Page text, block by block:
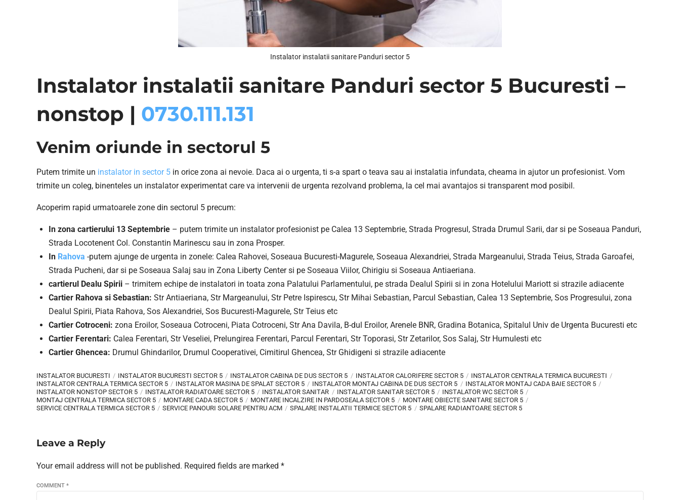
Instalator instalatii sanitare Panduri sector 5
Instalator instalatii sanitare Panduri sector 5 Bucuresti –
nonstop | 0730.111.131
Venim oriunde in sectorul 5
Putem trimite un instalator in sector 5 in orice zona ai nevoie. Daca ai o urgenta, ti s-a spart o teava sau ai instalatia infundata, cheama in ajutor un profesionist. Vom
trimite un coleg, binenteles un instalator experimentat care va intervenii de urgenta rezolvand problema, la cel mai avantajos si transparent mod posibil.
Acoperim rapid urmatoarele zone din sectorul 5 precum:
In zona cartierului 13 Septembrie – putem trimite un instalator profesionist pe Calea 13 Septembrie, Strada Progresul, Strada Drumul Sarii, dar si pe Soseaua Panduri,
Strada Locotenent Col. Constantin Marinescu sau in zona Prosper.
In Rahova -putem ajunge de urgenta in zonele: Calea Rahovei, Soseaua Bucuresti-Magurele, Soseaua Alexandriei, Strada Margeanului, Strada Teius, Strada Garoafei,
Strada Pucheni, dar si pe Soseaua Salaj sau in Zona Liberty Center si pe Soseaua Viilor, Chirigiu si Soseaua Antiaeriana.
cartierul Dealu Spirii – trimitem echipe de instalatori in toata zona Palatului Parlamentului, pe strada Dealul Spirii si in zona Hotelului Mariott si strazile adiacente
Cartier Rahova si Sebastian: Str Antiaeriana, Str Margeanului, Str Petre Ispirescu, Str Mihai Sebastian, Parcul Sebastian, Calea 13 Septembrie, Sos Progresului, zona
Dealul Spirii, Piata Rahova, Sos Alexandriei, Sos Bucuresti-Magurele, Str Teius etc
Cartier Cotroceni: zona Eroilor, Soseaua Cotroceni, Piata Cotroceni, Str Ana Davila, B-dul Eroilor, Arenele BNR, Gradina Botanica, Spitalul Univ de Urgenta Bucuresti etc
Cartier Ferentari: Calea Ferentari, Str Veseliei, Prelungirea Ferentari, Parcul Ferentari, Str Toporasi, Str Zetarilor, Sos Salaj, Str Humulesti etc
Cartier Ghencea: Drumul Ghindarilor, Drumul Cooperativei, Cimitirul Ghencea, Str Ghidigeni si strazile adiacente
INSTALATOR BUCURESTI INSTALATOR BUCURESTI SECTOR 5 INSTALATOR CABINA DE DUS SECTOR 5 INSTALATOR CALORIFERE SECTOR 5
INSTALATOR CENTRALA TERMICA BUCURESTI
INSTALATOR CENTRALA TERMICA SECTOR 5
INSTALATOR MASINA DE SPALAT SECTOR 5 INSTALATOR MONTAJ CABINA DE DUS SECTOR 5
INSTALATOR MONTAJ CADA BAIE SECTOR 5
INSTALATOR NONSTOP SECTOR 5
INSTALATOR RADIATOARE SECTOR 5 INSTALATOR SANITAR INSTALATOR SANITAR SECTOR 5
INSTALATOR WC SECTOR 5
MONTAJ CENTRALA TERMICA SECTOR 5
MONTARE CADA SECTOR 5 MONTARE INCALZIRE IN PARDOSEALA SECTOR 5
MONTARE OBIECTE SANITARE SECTOR 5
SERVICE CENTRALA TERMICA SECTOR 5
SERVICE PANOURI SOLARE PENTRU ACM SPALARE INSTALATII TERMICE SECTOR 5 SPALARE RADIANTOARE SECTOR 5
Leave a Reply
Your email address will not be published. Required fields are marked *
COMMENT *